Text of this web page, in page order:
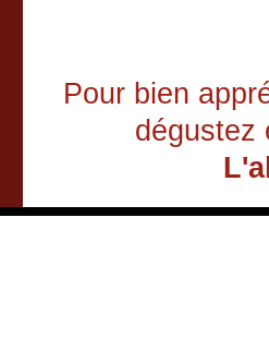
Pour bien
dégustez